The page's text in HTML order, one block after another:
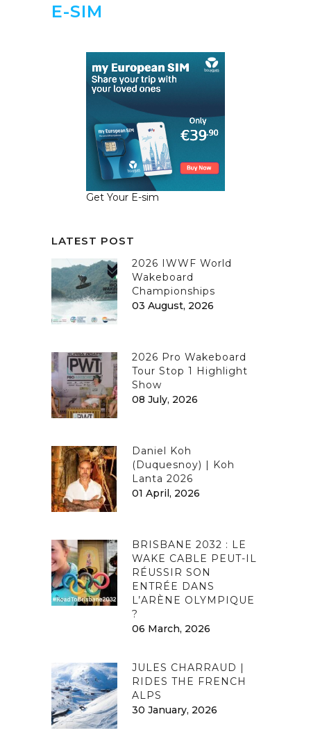
E-SIM
Get Your E-sim
LATEST POST
2026 IWWF World
Wakeboard
Championships
03 August, 2026
2026 Pro Wakeboard
Tour Stop 1 Highlight
Show
08 July, 2026
Daniel Koh
(Duquesnoy) | Koh
Lanta 2026
01 April, 2026
BRISBANE 2032 : LE
WAKE CABLE PEUT-IL
RÉUSSIR SON
ENTRÉE DANS
L’ARÈNE OLYMPIQUE
?
06 March, 2026
JULES CHARRAUD |
RIDES THE FRENCH
ALPS
30 January, 2026